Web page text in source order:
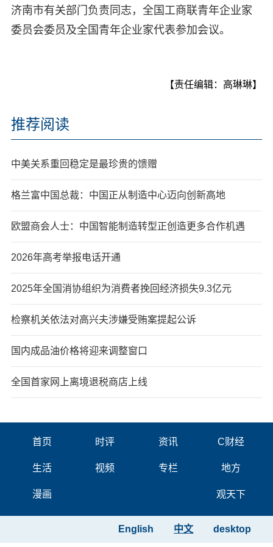
济南市有关部门负责同志，全国工商联青年企业家
委员会委员及全国青年企业家代表参加会议。
【责任编辑：高琳琳】
推荐阅读
中美关系重回稳定是最珍贵的馈赠
格兰富中国总裁：中国正从制造中心迈向创新高地
欧盟商会人士：中国智能制造转型正创造更多合作机遇
2026年高考举报电话开通
2025年全国消协组织为消费者挽回经济损失9.3亿元
检察机关依法对高兴夫涉嫌受贿案提起公诉
国内成品油价格将迎来调整窗口
全国首家网上离境退税商店上线
首页 时评 资讯 C财经
生活 视频 专栏 地方
漫画 观天下
desktop
中文
English